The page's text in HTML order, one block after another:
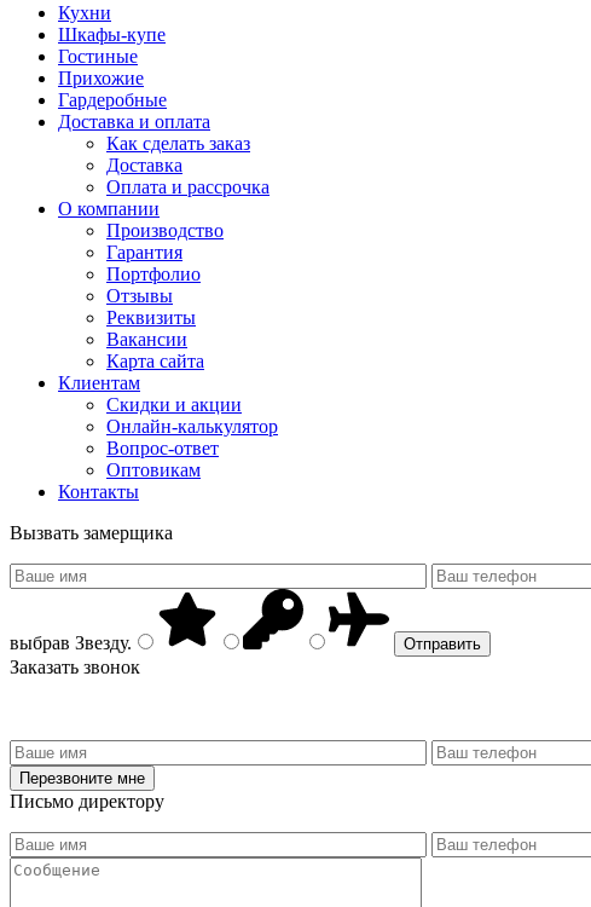
Кухни
Шкафы-купе
Гостиные
Прихожие
Гардеробные
Доставка и оплата
Как сделать заказ
Доставка
Оплата и рассрочка
О компании
Производство
Гарантия
Портфолио
Отзывы
Реквизиты
Вакансии
Карта сайта
Клиентам
Скидки и акции
Онлайн-калькулятор
Вопрос-ответ
Оптовикам
Контакты
Вызвать замерщика
выбрав Звезду.
Заказать звонок
Письмо директору